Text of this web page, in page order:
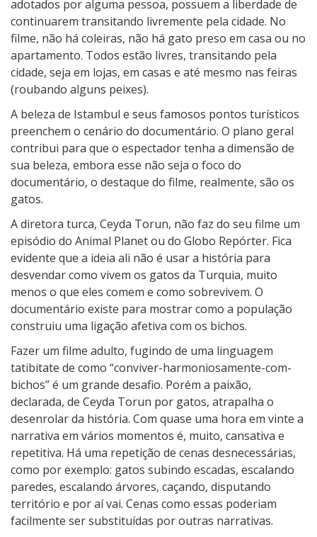
adotados por alguma pessoa, possuem a liberdade de
continuarem transitando livremente pela cidade. No
filme, não há coleiras, não há gato preso em casa ou no
apartamento. Todos estão livres, transitando pela
cidade, seja em lojas, em casas e até mesmo nas feiras
(roubando alguns peixes).
A beleza de Istambul e seus famosos pontos turísticos
preenchem o cenário do documentário. O plano geral
contribui para que o espectador tenha a dimensão de
sua beleza, embora esse não seja o foco do
documentário, o destaque do filme, realmente, são os
gatos.
A diretora turca, Ceyda Torun, não faz do seu filme um
episódio do Animal Planet ou do Globo Repórter. Fica
evidente que a ideia ali não é usar a história para
desvendar como vivem os gatos da Turquia, muito
menos o que eles comem e como sobrevivem. O
documentário existe para mostrar como a população
construiu uma ligação afetiva com os bichos.
Fazer um filme adulto, fugindo de uma linguagem
tatibitate de como “conviver-harmoniosamente-com-
bichos” é um grande desafio. Porém a paixão,
declarada, de Ceyda Torun por gatos, atrapalha o
desenrolar da história. Com quase uma hora em vinte a
narrativa em vários momentos é, muito, cansativa e
repetitiva. Há uma repetição de cenas desnecessárias,
como por exemplo: gatos subindo escadas, escalando
paredes, escalando árvores, caçando, disputando
território e por aí vai. Cenas como essas poderiam
facilmente ser substituídas por outras narrativas.